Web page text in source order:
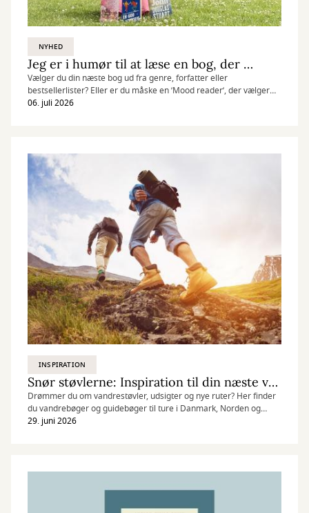
NYHED
Jeg er i humør til at læse en bog, der …
Vælger du din næste bog ud fra genre, forfatter eller
bestsellerlister? Eller er du måske en ’Mood reader’, der vælger
bøger efter dit humør, bogens stemning, eller hvordan den føles
netop dit læsehumør.
06. juli 2026
INSPIRATION
Snør støvlerne: Inspiration til din næste vandretur
Drømmer du om vandrestøvler, udsigter og nye ruter? Her finder
du vandrebøger og guidebøger til ture i Danmark, Norden og
resten af verden.
29. juni 2026